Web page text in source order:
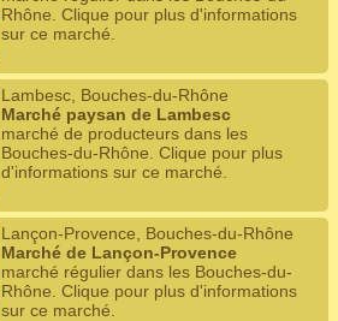
Rhône. Clique pour plus d'informations
sur ce marché.
Lambesc, Bouches-du-Rhône
Marché paysan de Lambesc
marché de producteurs dans les
Bouches-du-Rhône. Clique pour plus
d'informations sur ce marché.
Lançon-Provence, Bouches-du-Rhône
Marché de Lançon-Provence
marché régulier dans les Bouches-du-
Rhône. Clique pour plus d'informations
sur ce marché.